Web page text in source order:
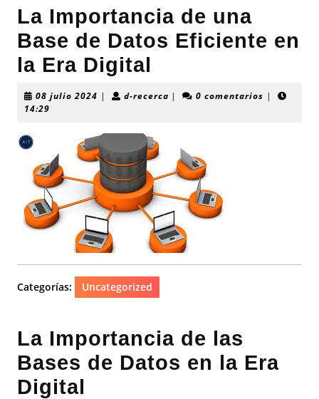
La Importancia de una
Base de Datos Eficiente en
la Era Digital
08 julio 2024 08| d-recercad-| 0 comentarios |
14:29
Categorías: Uncategorized
La Importancia de las
Bases de Datos en la Era
Digital